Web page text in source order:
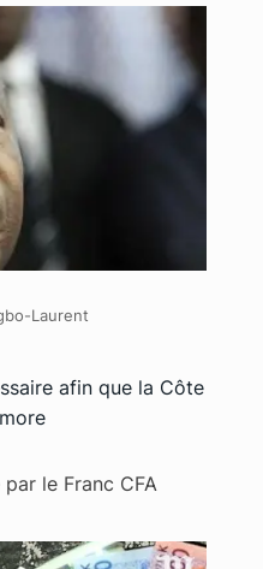
Laurent
afin que la Côte
le Franc CFA